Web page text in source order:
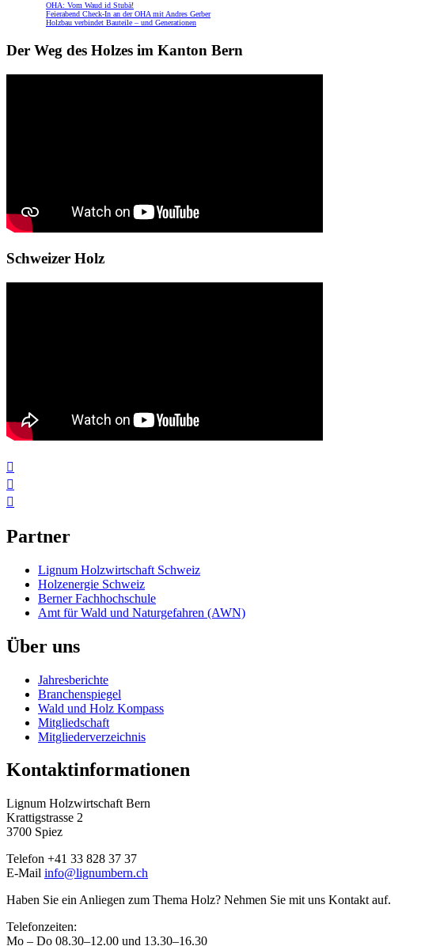
OHA: Vom Waud id Stubä!
Feierabend Check-In an der OHA mit Andres Gerber
Holzbau verbindet Bauteile – und Generationen
Der Weg des Holzes im Kanton Bern
Schweizer Holz



Partner
Lignum Holzwirtschaft Schweiz
Holzenergie Schweiz
Berner Fachhochschule
Amt für Wald und Naturgefahren (AWN)
Über uns
Jahresberichte
Branchenspiegel
Wald und Holz Kompass
Mitgliedschaft
Mitgliederverzeichnis
Kontaktinformationen
Lignum Holzwirtschaft Bern
Krattigstrasse 2
3700 Spiez
Telefon +41 33 828 37 37
E-Mail info@lignumbern.ch
Haben Sie ein Anliegen zum Thema Holz? Nehmen Sie mit uns Kontakt auf.
Telefonzeiten:
Mo – Do 08.30–12.00 und 13.30–16.30